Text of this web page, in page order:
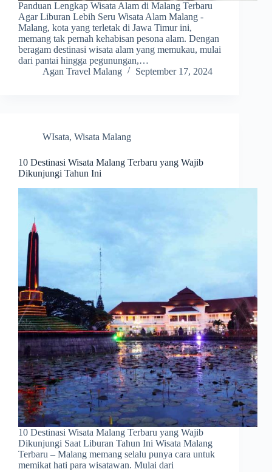
Panduan Lengkap Wisata Alam di Malang Terbaru
Agar Liburan Lebih Seru Wisata Alam Malang -
Malang, kota yang terletak di Jawa Timur ini,
memang tak pernah kehabisan pesona alam. Dengan
beragam destinasi wisata alam yang memukau, mulai
dari pantai hingga pegunungan,…
Agan Travel Malang
September 17, 2024
WIsata, Wisata Malang
10 Destinasi Wisata Malang Terbaru yang Wajib
Dikunjungi Tahun Ini
10 Destinasi Wisata Malang Terbaru yang Wajib
Dikunjungi Saat Liburan Tahun Ini Wisata Malang
Terbaru – Malang memang selalu punya cara untuk
memikat hati para wisatawan. Mulai dari